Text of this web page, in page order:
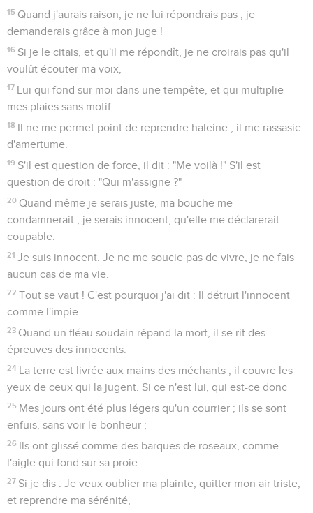
15 Quand j'aurais raison, je ne lui répondrais pas ; je
demanderais grâce à mon juge !
16 Si je le citais, et qu'il me répondît, je ne croirais pas qu'il
voulût écouter ma voix,
17 Lui qui fond sur moi dans une tempête, et qui multiplie
mes plaies sans motif.
18 Il ne me permet point de reprendre haleine ; il me rassasie
d'amertume.
19 S'il est question de force, il dit : "Me voilà !" S'il est
question de droit : "Qui m'assigne ?"
20 Quand même je serais juste, ma bouche me
condamnerait ; je serais innocent, qu'elle me déclarerait
coupable.
21 Je suis innocent. Je ne me soucie pas de vivre, je ne fais
aucun cas de ma vie.
22 Tout se vaut ! C'est pourquoi j'ai dit : Il détruit l'innocent
comme l'impie.
23 Quand un fléau soudain répand la mort, il se rit des
épreuves des innocents.
24 La terre est livrée aux mains des méchants ; il couvre les
yeux de ceux qui la jugent. Si ce n'est lui, qui est-ce donc
25 Mes jours ont été plus légers qu'un courrier ; ils se sont
enfuis, sans voir le bonheur ;
26 Ils ont glissé comme des barques de roseaux, comme
l'aigle qui fond sur sa proie.
27 Si je dis : Je veux oublier ma plainte, quitter mon air triste,
et reprendre ma sérénité,